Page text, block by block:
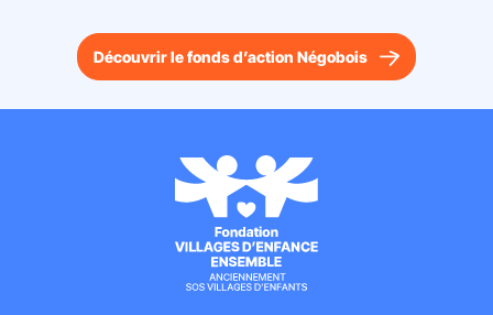
Découvrir le fonds d’action Négobois